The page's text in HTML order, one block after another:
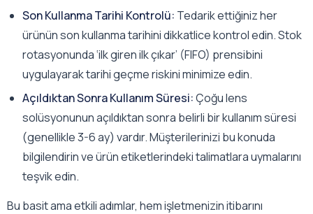
Son Kullanma Tarihi Kontrolü: Tedarik ettiğiniz her
ürünün son kullanma tarihini dikkatlice kontrol edin. Stok
rotasyonunda ‘ilk giren ilk çıkar’ (FIFO) prensibini
uygulayarak tarihi geçme riskini minimize edin.
Açıldıktan Sonra Kullanım Süresi:Çoğu lens
solüsyonunun açıldıktan sonra belirli bir kullanım süresi
(genellikle 3-6 ay) vardır. Müşterilerinizi bu konuda
bilgilendirin ve ürün etiketlerindeki talimatlara uymalarını
teşvik edin.
Bu basit ama etkili adımlar, hem işletmenizin itibarını